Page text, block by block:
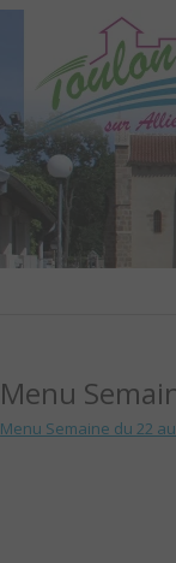
Menu
Menu Semaine du 22